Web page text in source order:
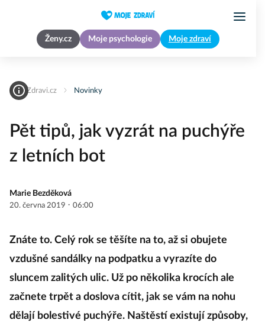
Ženy.cz Moje psychologie Moje zdraví
MojeZdravi.cz Novinky
Pět tipů, jak vyzrát na puchýře
z letních bot
Marie Bezděková
20. června 2019 · 06:00
Znáte to. Celý rok se těšíte na to, až si obujete
vzdušné sandálky na podpatku a vyrazíte do
sluncem zalitých ulic. Už po několika krocích ale
začnete trpět a doslova cítit, jak se vám na nohu
dělají bolestivé puchýře. Naštěstí existují způsoby,